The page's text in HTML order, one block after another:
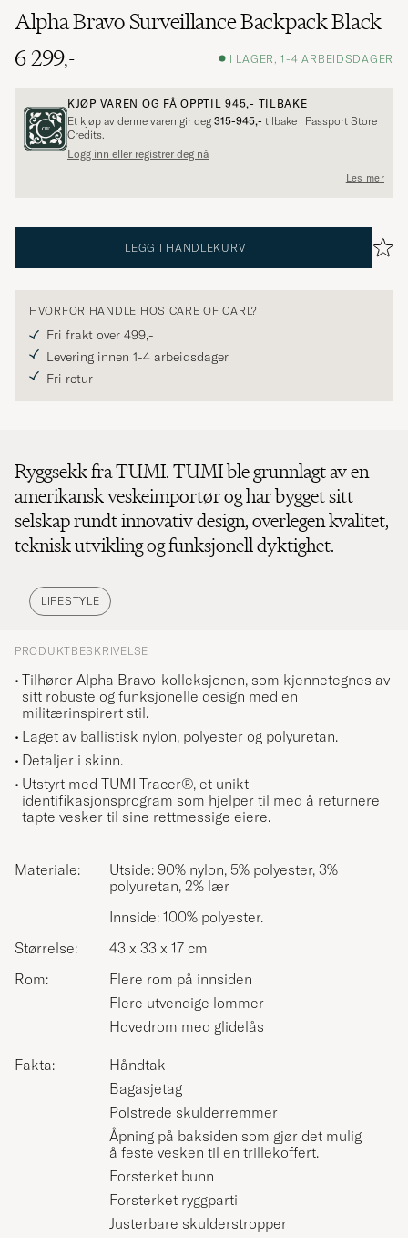
Alpha Bravo Surveillance Backpack Black
6 299,-
I LAGER, 1-4 ARBEIDSDAGER
KJØP VAREN OG FÅ OPPTIL945,- TILBAKE
Et kjøp av denne varen gir deg 315-945,- tilbake i Passport Store
Credits.
Logg inn eller registrer deg nå
Les mer
LEGG I HANDLEKURV
HVORFOR HANDLE HOS CARE OF CARL?
Fri frakt over 499,-
Levering innen 1-4 arbeidsdager
Fri retur
Ryggsekk fra TUMI. TUMI ble grunnlagt av en
amerikansk veskeimportør og har bygget sitt
selskap rundt innovativ design, overlegen kvalitet,
teknisk utvikling og funksjonell dyktighet.
LIFESTYLE
PRODUKTBESKRIVELSE
Tilhører Alpha Bravo-kolleksjonen, som kjennetegnes av
sitt robuste og funksjonelle design med en
militærinspirert stil.
Laget av ballistisk nylon, polyester og polyuretan.
Detaljer i skinn.
Utstyrt med TUMI Tracer®, et unikt
identifikasjonsprogram som hjelper til med å returnere
tapte vesker til sine rettmessige eiere.
Materiale:
Utside: 90% nylon, 5% polyester, 3%
polyuretan, 2% lær
Innside: 100% polyester.
Størrelse:
43 x 33 x 17 cm
Rom:
Flere rom på innsiden
Flere utvendige lommer
Hovedrom med glidelås
Fakta:
Håndtak
Bagasjetag
Polstrede skulderremmer
Åpning på baksiden som gjør det mulig
å feste vesken til en trillekoffert.
Forsterket bunn
Forsterket ryggparti
Justerbare skulderstropper